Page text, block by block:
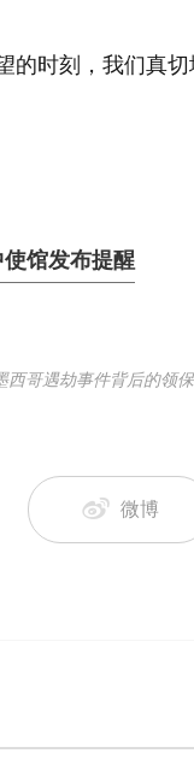
的时刻，我们真
馆发布提醒
哥遇劫事件背后的领
微博